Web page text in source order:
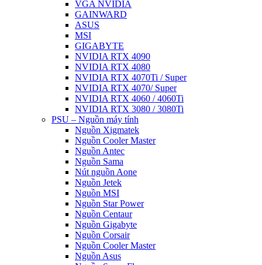
VGA NVIDIA
GAINWARD
ASUS
MSI
GIGABYTE
NVIDIA RTX 4090
NVIDIA RTX 4080
NVIDIA RTX 4070Ti / Super
NVIDIA RTX 4070/ Super
NVIDIA RTX 4060 / 4060Ti
NVIDIA RTX 3080 / 3080Ti
PSU – Nguồn máy tính
Nguồn Xigmatek
Nguồn Cooler Master
Nguồn Antec
Nguồn Sama
Nút nguồn Aone
Nguồn Jetek
Nguồn MSI
Nguồn Star Power
Nguồn Centaur
Nguồn Gigabyte
Nguồn Corsair
Nguồn Cooler Master
Nguồn Asus